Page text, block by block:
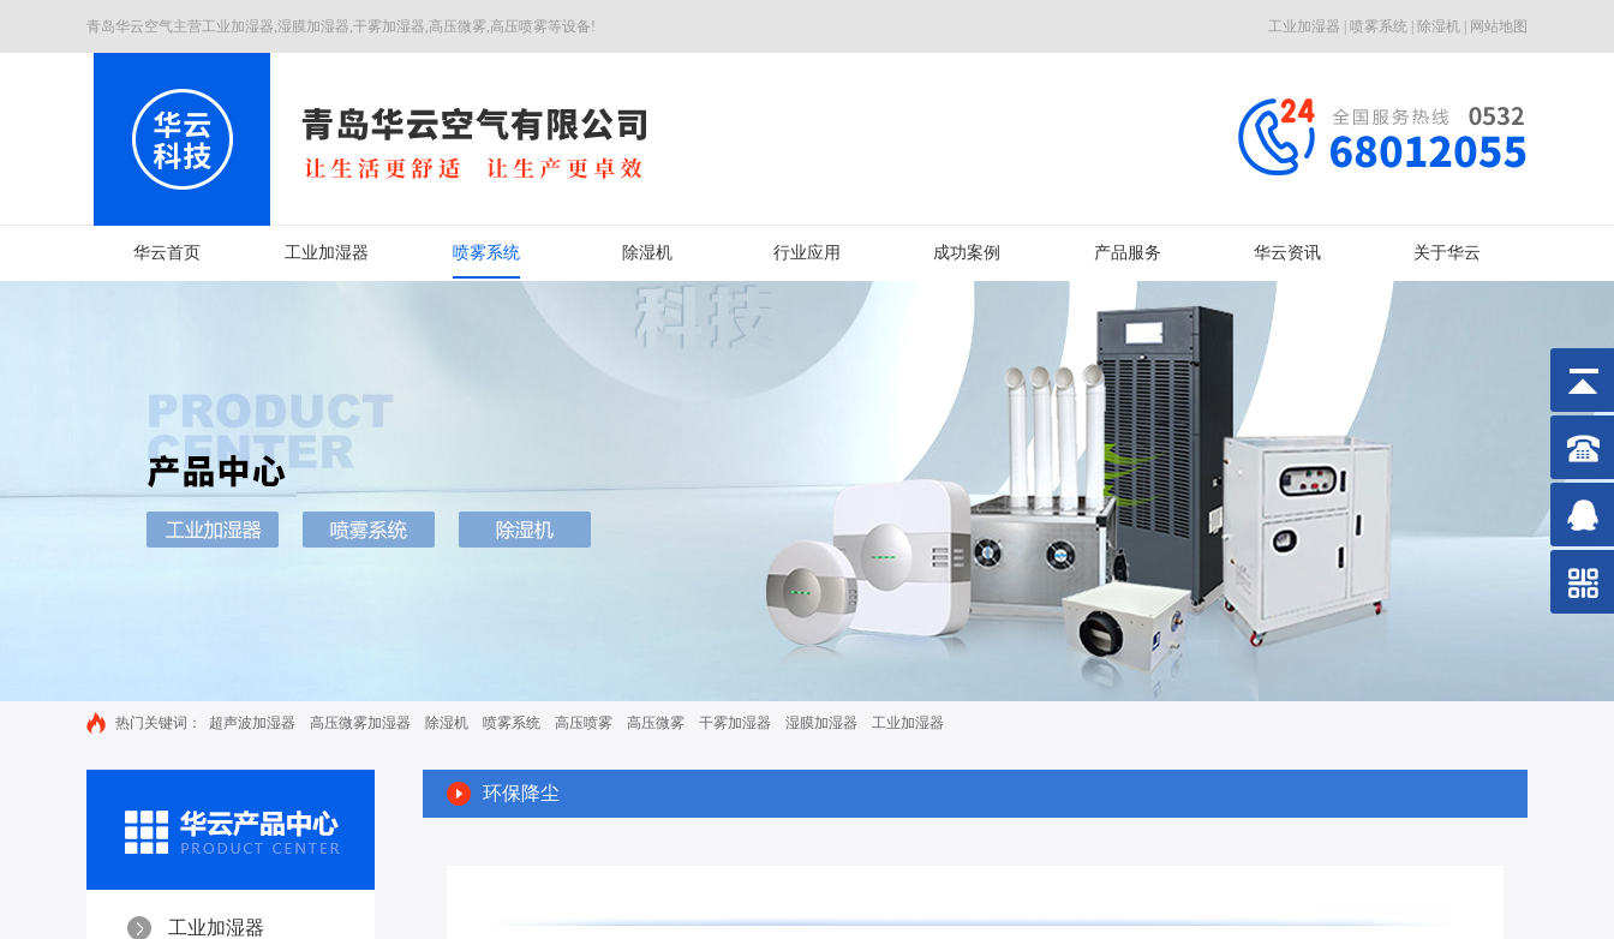
青岛华云空气主营工业加湿器,湿膜加湿器,干雾加湿器,高压微雾,高压喷雾等设备! 工业加湿器 喷雾系统 除湿机 网站地图
华云首页 工业加湿器 喷雾系统 除湿机 行业应用 成功案例 产品服务 华云资讯 关于华云
热门关键词： 超声波加湿器 高压微雾加湿器 除湿机 喷雾系统 高压喷雾 高压微雾 干雾加湿器 湿膜加湿器 工业加湿器
工业加湿器
环保降尘